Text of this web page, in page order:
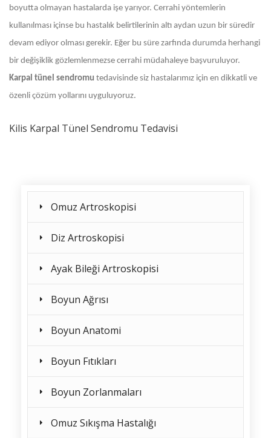
boyutta olmayan hastalarda işe yarıyor. Cerrahi yöntemlerin
kullanılması içinse bu hastalık belirtilerinin altı aydan uzun bir süredir
devam ediyor olması gerekir. Eğer bu süre zarfında durumda herhangi
bir değişiklik gözlemlenmezse cerrahi müdahaleye başvuruluyor.
Karpal tünel sendromu tedavisinde siz hastalarımız için en dikkatli ve
özenli çözüm yollarını uyguluyoruz.
Kilis Karpal Tünel Sendromu Tedavisi
Omuz Artroskopisi
Diz Artroskopisi
Ayak Bileği Artroskopisi
Boyun Ağrısı
Boyun Anatomi
Boyun Fıtıkları
Boyun Zorlanmaları
Omuz Sıkışma Hastalığı